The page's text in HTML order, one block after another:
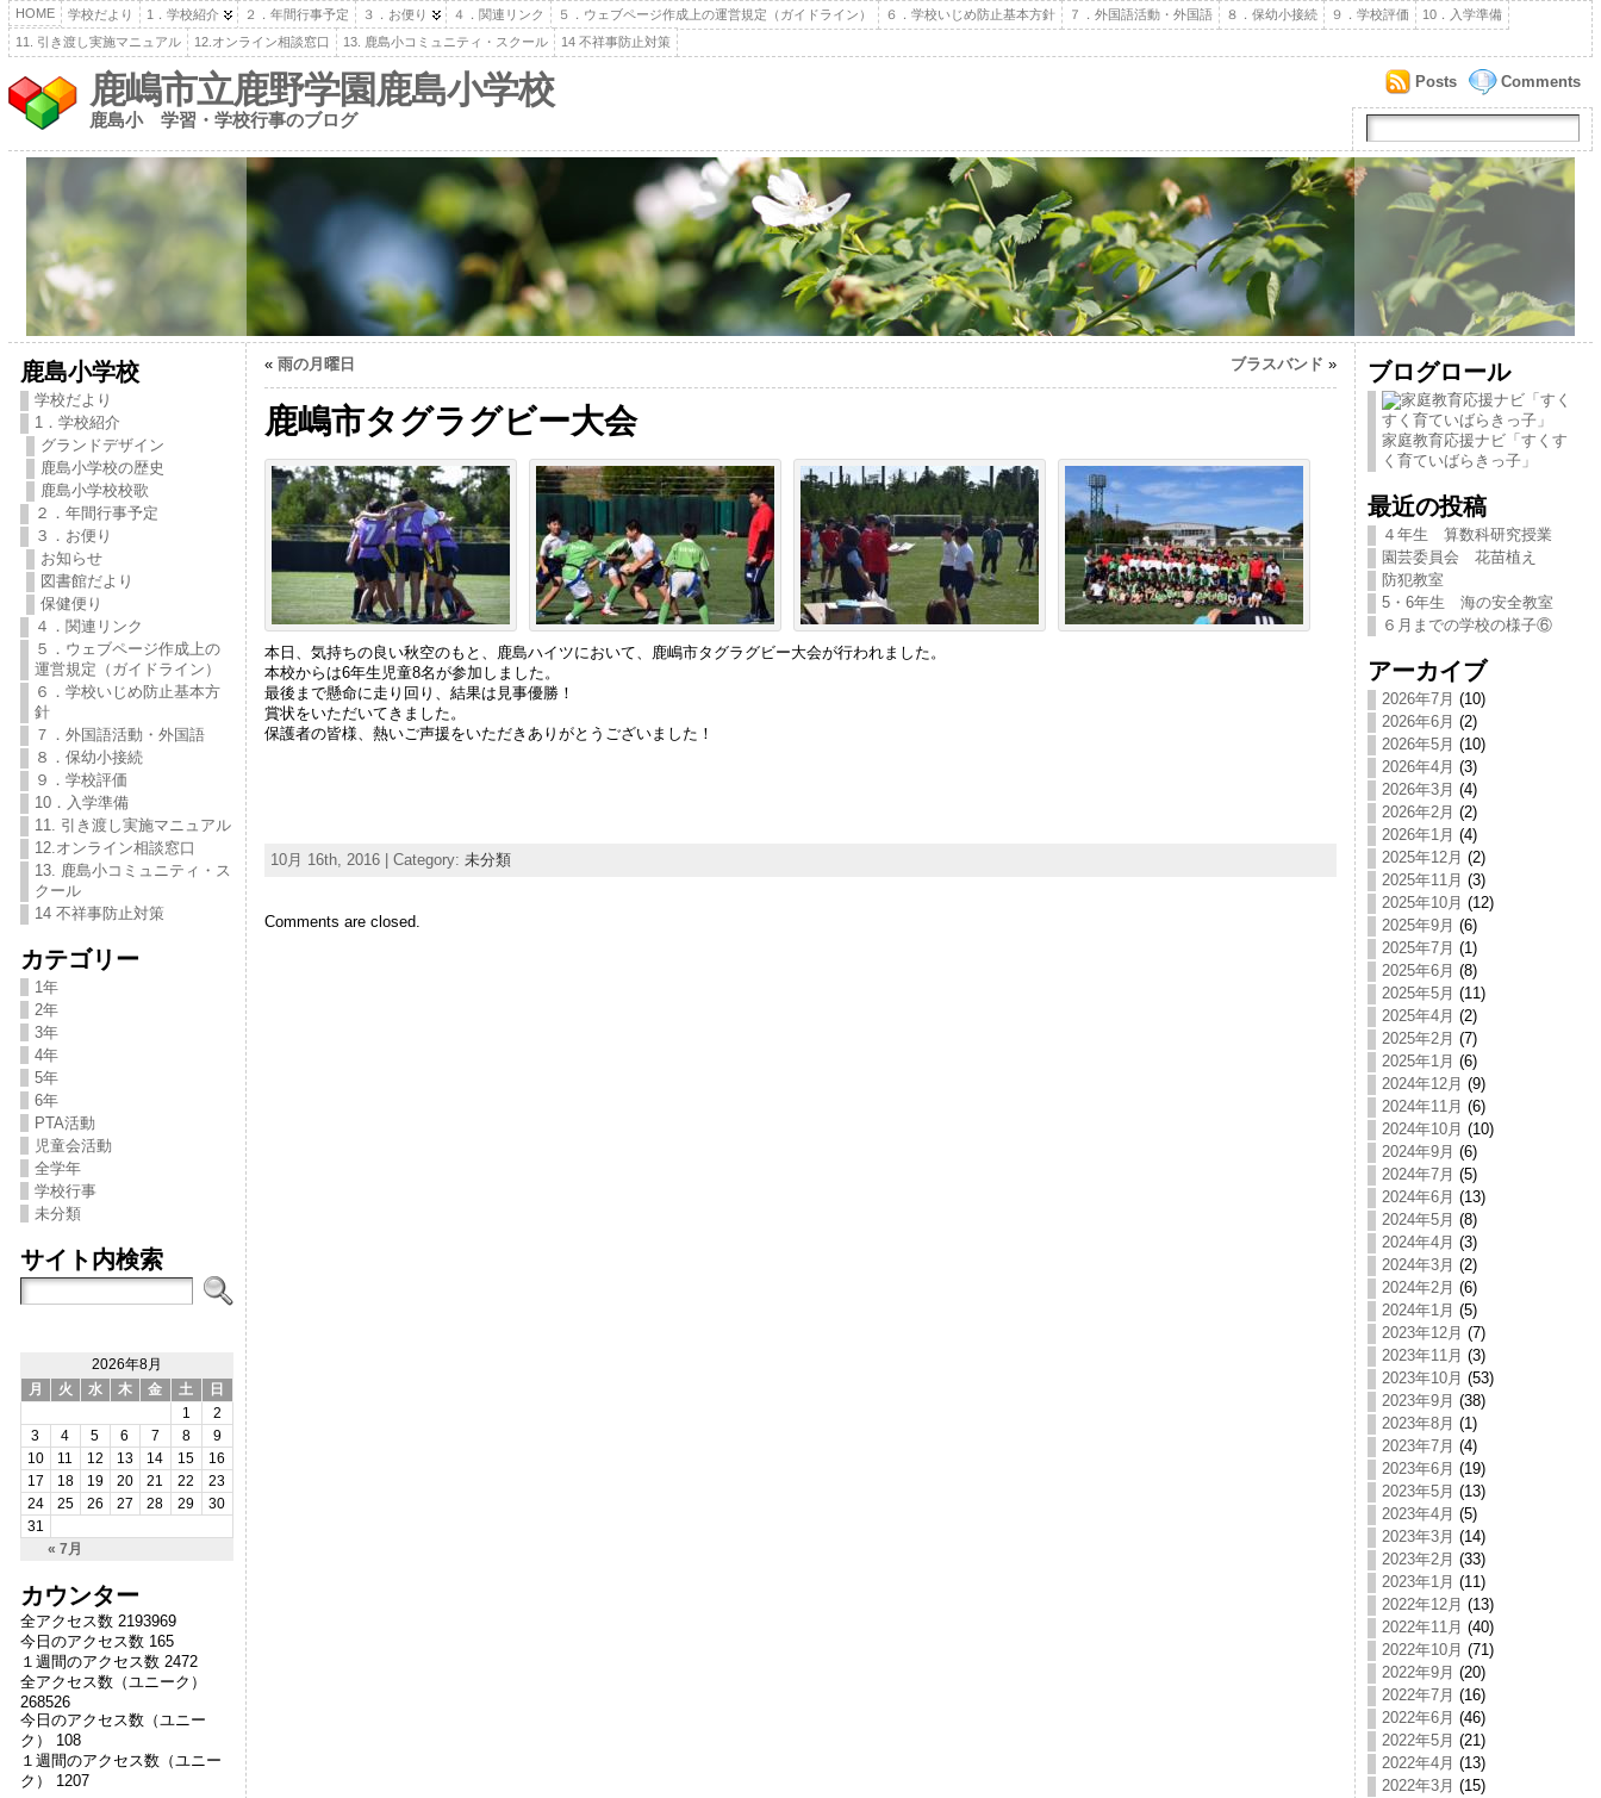
HOME 学校だより 1．学校紹介 ２．年間行事予定 ３．お便り ４．関連リンク ５．ウェブページ作成上の運営規定（ガイドライン） ６．学校いじめ防止基本方針 ７．外国語活動・外国語 ８．保幼小接続 ９．学校評価
10．入学準備
11. 引き渡し実施マニュアル
12.オンライン相談窓口 13. 鹿島小コミュニティ・スクール 14 不祥事防止対策
鹿嶋市立鹿野学園鹿島小学校
鹿島小 学習・学校行事のブログ
Comments
Posts
鹿島小学校
学校だより
1．学校紹介
グランドデザイン
鹿島小学校の歴史
鹿島小学校校歌
２．年間行事予定
３．お便り
お知らせ
図書館だより
保健便り
４．関連リンク
５．ウェブページ作成上の
運営規定（ガイドライン）
６．学校いじめ防止基本方
針
７．外国語活動・外国語
８．保幼小接続
９．学校評価
10．入学準備
11. 引き渡し実施マニュアル
12.オンライン相談窓口
13. 鹿島小コミュニティ・ス
クール
14 不祥事防止対策
カテゴリー
1年
2年
3年
4年
5年
6年
PTA活動
児童会活動
全学年
学校行事
未分類
サイト内検索
2026年8月
月
火 水 木 金 土 日
« 7月
1
2
3
4 5 6 7 8
9
10
11 12 13 14 15
16
17
18 19 20 21 22
23
24
25 26 27 28 29
30
31
カウンター
全アクセス数 2193969
今日のアクセス数 165
１週間のアクセス数 2472
全アクセス数（ユニーク）
268526
今日のアクセス数（ユニー
ク） 108
１週間のアクセス数（ユニー
ク） 1207
« 雨の月曜日 ブラスバンド »
鹿嶋市タグラグビー大会
本日、気持ちの良い秋空のもと、鹿島ハイツにおいて、鹿嶋市タグラグビー大会が行われました。
本校からは6年生児童8名が参加しました。
最後まで懸命に走り回り、結果は見事優勝！
賞状をいただいてきました。
保護者の皆様、熱いご声援をいただきありがとうございました！
10月 16th, 2016 | Category: 未分類
Comments are closed.
ブログロール
家庭教育応援ナビ「すくす
く育ていばらきっ子」
最近の投稿
４年生 算数科研究授業
園芸委員会 花苗植え
防犯教室
5・6年生 海の安全教室
６月までの学校の様子⑥
アーカイブ
2026年7月 (10)
2026年6月 (2)
2026年5月 (10)
2026年4月 (3)
2026年3月 (4)
2026年2月 (2)
2026年1月 (4)
2025年12月 (2)
2025年11月 (3)
2025年10月 (12)
2025年9月 (6)
2025年7月 (1)
2025年6月 (8)
2025年5月 (11)
2025年4月 (2)
2025年2月 (7)
2025年1月 (6)
2024年12月 (9)
2024年11月 (6)
2024年10月 (10)
2024年9月 (6)
2024年7月 (5)
2024年6月 (13)
2024年5月 (8)
2024年4月 (3)
2024年3月 (2)
2024年2月 (6)
2024年1月 (5)
2023年12月 (7)
2023年11月 (3)
2023年10月 (53)
2023年9月 (38)
2023年8月 (1)
2023年7月 (4)
2023年6月 (19)
2023年5月 (13)
2023年4月 (5)
2023年3月 (14)
2023年2月 (33)
2023年1月 (11)
2022年12月 (13)
2022年11月 (40)
2022年10月 (71)
2022年9月 (20)
2022年7月 (16)
2022年6月 (46)
2022年5月 (21)
2022年4月 (13)
2022年3月 (15)